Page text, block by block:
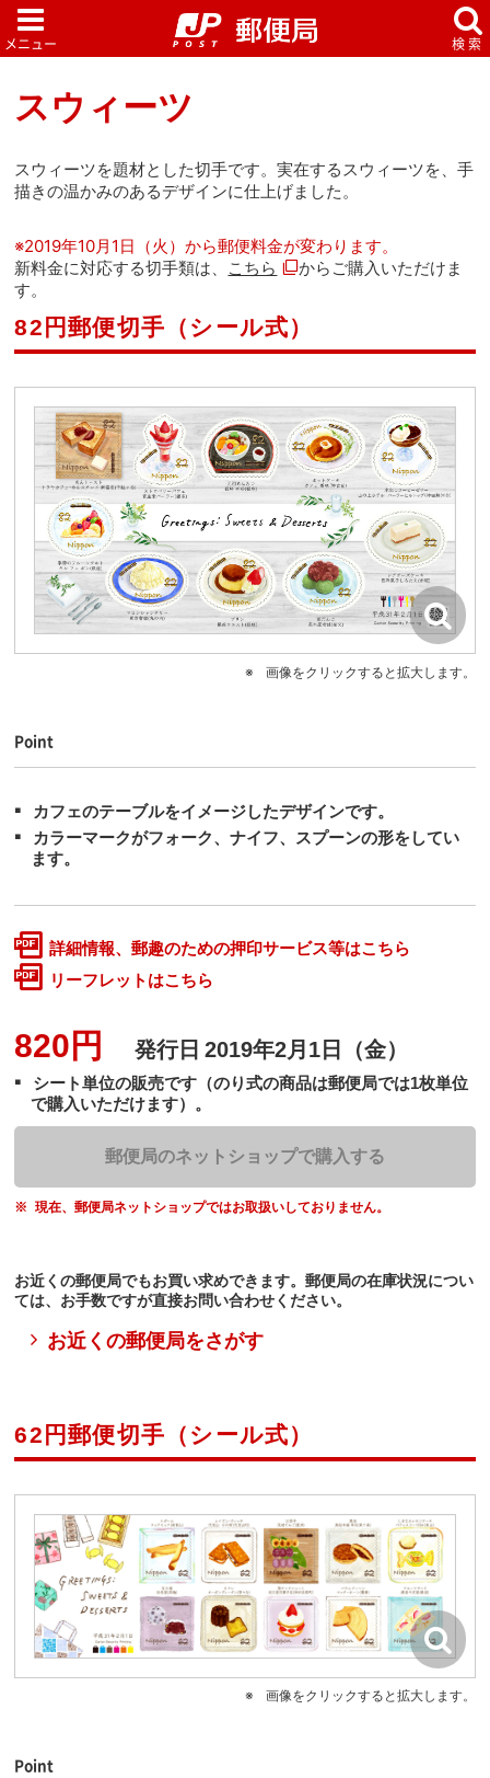
スウィーツ
スウィーツを題材とした切手です。実在するスウィーツを、手
描きの温かみのあるデザインに仕上げました。
※2019年10月1日（火）から郵便料金が変わります。
新料金に対応する切手類は、 こちら
からご購入いただけま
す。
82円郵便切手（シール式）
画像をクリックすると拡大します。
Point
カフェのテーブルをイメージしたデザインです。
カラーマークがフォーク、ナイフ、スプーンの形をしてい
ます。
詳細情報、郵趣のための押印サービス等はこちら
リーフレットはこちら
820円 発行日 2019年2月1日（金）
シート単位の販売です（のり式の商品は郵便局では1枚単位
で購入いただけます）。
郵便局のネットショップで購入する
現在、郵便局ネットショップではお取扱いしておりません。
お近くの郵便局でもお買い求めできます。郵便局の在庫状況につい
ては、お手数ですが直接お問い合わせください。
お近くの郵便局をさがす
62円郵便切手（シール式）
画像をクリックすると拡大します。
Point